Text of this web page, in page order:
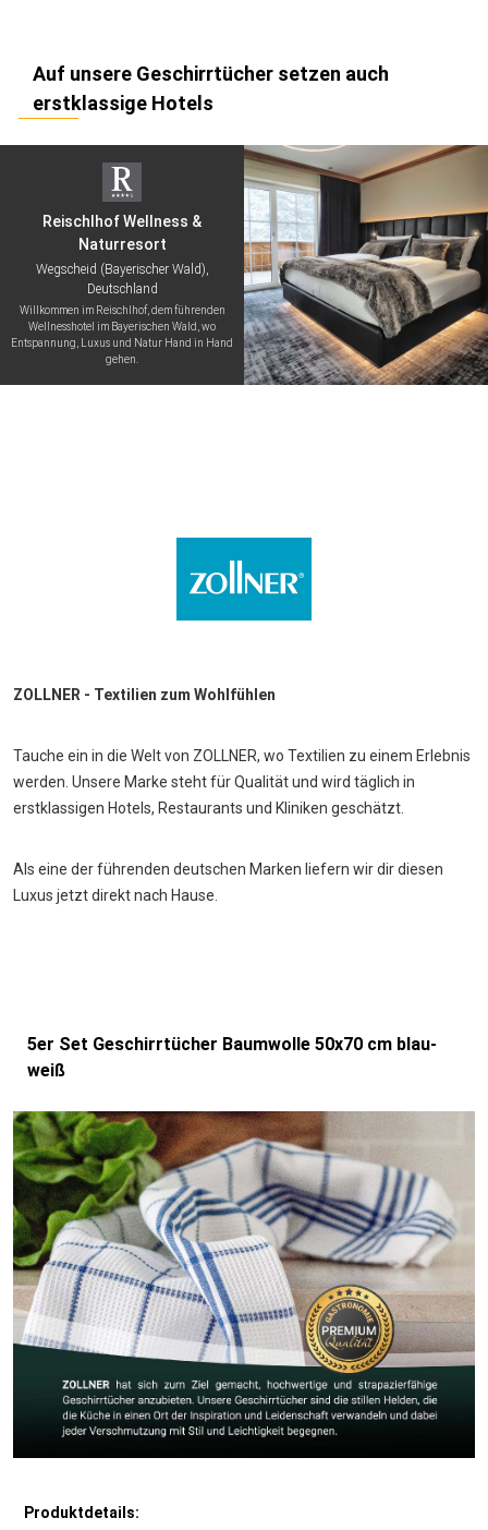
Auf unsere Geschirrtücher setzen auch
erstklassige Hotels
Reischlhof Wellness &
Naturresort
Wegscheid (Bayerischer Wald),
Deutschland
Willkommen im Reischlhof, dem führenden
Wellnesshotel im Bayerischen Wald, wo
Entspannung, Luxus und Natur Hand in Hand
gehen.
ZOLLNER - Textilien zum Wohlfühlen
Tauche ein in die Welt von ZOLLNER, wo Textilien zu einem Erlebnis
werden. Unsere Marke steht für Qualität und wird täglich in
erstklassigen Hotels, Restaurants und Kliniken geschätzt.
Als eine der führenden deutschen Marken liefern wir dir diesen
Luxus jetzt direkt nach Hause.
5er Set Geschirrtücher Baumwolle 50x70 cm blau-
weiß
Produktdetails: